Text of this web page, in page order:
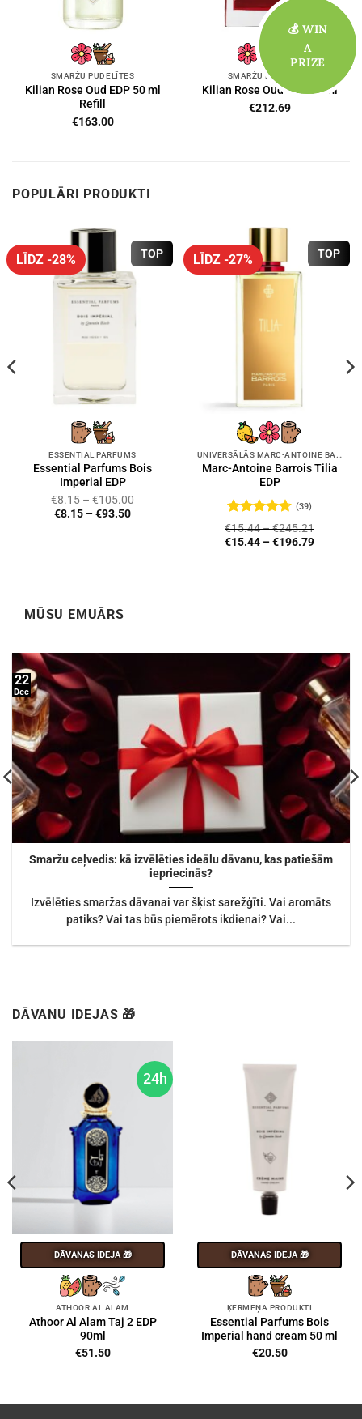
SMARŽU PUDELĪTES
Kilian Rose Oud EDP 50 ml
Refill
€163.00
SMARŽU PUDELĪTES
Kilian Rose Oud EDP 50 ml
€212.69
POPULĀRI PRODUKTI
TOP
LĪDZ -28%
ESSENTIAL PARFUMS
Essential Parfums Bois
Imperial EDP
€8.15–€105.00
€8.15 –€93.50
TOP
LĪDZ -27%
UNIVERSĀLĀS MARC-ANTOINE BARROIS SMARŽAS
Marc-Antoine Barrois Tilia
EDP
Novērtēts
ar4.72
no
(39)
€15.44–€245.21
€15.44 –€196.79
MŪSU EMUĀRS
Smaržu ceļvedis: kā izvēlēties ideālu dāvanu, kas patiešām
iepriecinās?
Izvēlēties smaržas dāvanai var šķist sarežģīti. Vai aromāts
patiks? Vai tas būs piemērots ikdienai? Vai...
22
Dec
DĀVANU IDEJAS 🎁
24h
DĀVANAS IDEJA 🎁
ATHOOR AL ALAM
Athoor Al Alam Taj 2 EDP
90ml
€51.50
DĀVANAS IDEJA 🎁
ĶERMEŅA PRODUKTI
Essential Parfums Bois
Imperial hand cream 50 ml
€20.50
💰 WIN
A
PRIZE
💰 WIN
A
PRIZE